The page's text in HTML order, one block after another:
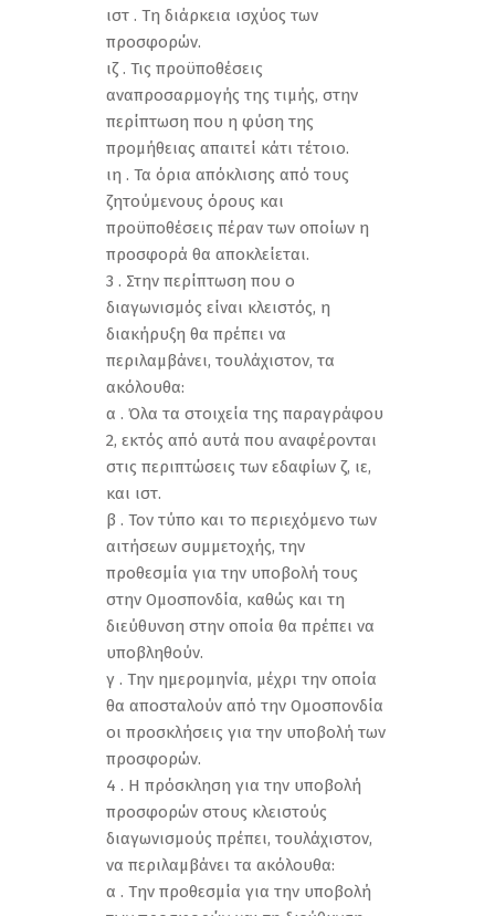
ιστ . Τη διάρκεια ισχύος των
προσφορών.
ιζ . Τις προϋποθέσεις
αναπροσαρμογής της τιμής, στην
περίπτωση που η φύση της
προμήθειας απαιτεί κάτι τέτοιο.
ιη . Τα όρια απόκλισης από τους
ζητούμενους όρους και
προϋποθέσεις πέραν των οποίων η
προσφορά θα αποκλείεται.
3 . Στην περίπτωση που ο
διαγωνισμός είναι κλειστός, η
διακήρυξη θα πρέπει να
περιλαμβάνει, τουλάχιστον, τα
ακόλουθα:
α . Όλα τα στοιχεία της παραγράφου
2, εκτός από αυτά που αναφέρονται
στις περιπτώσεις των εδαφίων ζ, ιε,
και ιστ.
β . Τον τύπο και το περιεχόμενο των
αιτήσεων συμμετοχής, την
προθεσμία για την υποβολή τους
στην Ομοσπονδία, καθώς και τη
διεύθυνση στην οποία θα πρέπει να
υποβληθούν.
γ . Την ημερομηνία, μέχρι την οποία
θα αποσταλούν από την Ομοσπονδία
οι προσκλήσεις για την υποβολή των
προσφορών.
4 . Η πρόσκληση για την υποβολή
προσφορών στους κλειστούς
διαγωνισμούς πρέπει, τουλάχιστον,
να περιλαμβάνει τα ακόλουθα:
α . Την προθεσμία για την υποβολή